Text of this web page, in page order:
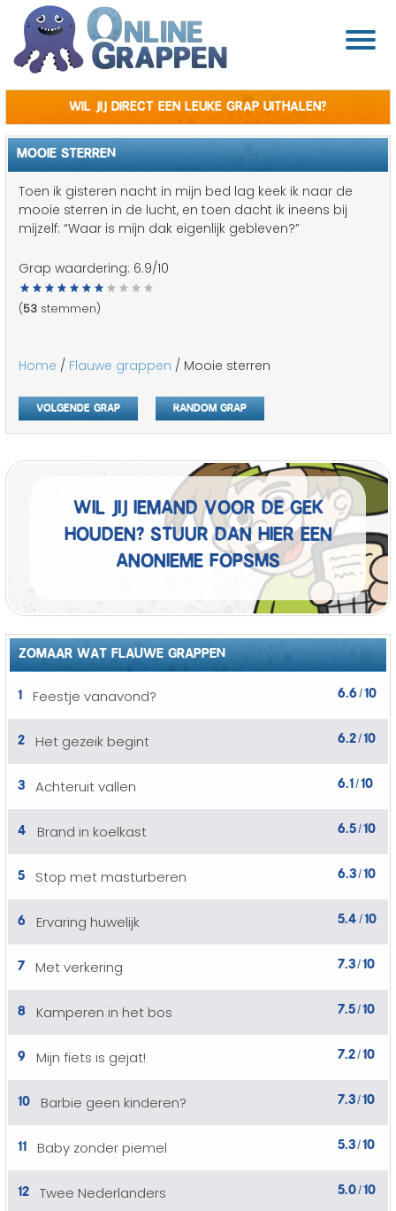
Wil jij direct een leuke grap uithalen?
MOOIE STERREN
Toen ik gisteren nacht in mijn bed lag keek ik naar de
mooie sterren in de lucht, en toen dacht ik ineens bij
mijzelf: “Waar is mijn dak eigenlijk gebleven?”
Grap waardering: 6.9/10
(53 stemmen)
Home / Flauwe grappen / Mooie sterren
Volgende grap Random grap
Wil jij iemand voor de gek
houden? Stuur dan hier een
anonieme fopSMS
ZOMAAR WAT FLAUWE GRAPPEN
1
Feestje vanavond? 6.6 /10
2 Het gezeik begint 6.2/10
3 Achteruit vallen 6.1/10
4 Brand in koelkast 6.5/10
5 Stop met masturberen 6.3/10
6 Ervaring huwelijk 5.4 /10
7 Met verkering 7.3/10
8 Kamperen in het bos 7.5/10
9 Mijn fiets is gejat! 7.2/10
10 Barbie geen kinderen? 7.3/10
11 Baby zonder piemel 5.3/10
12 Twee Nederlanders 5.0/10